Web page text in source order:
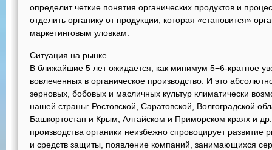
определит четкие понятия органических продуктов и
отделить органику от продукции, которая «становится»
маркетинговым уловкам.
Ситуация на рынке
В ближайшие 5 лет ожидается, как минимум 5−6-кратное
вовлеченных в органическое производство. И это
зерновых, бобовых и масличных культур климатически
нашей страны: Ростовской, Саратовской, Волгоградской
Башкортостан и Крым, Алтайском и Приморском краях и
производства органики неизбежно спровоцирует развитие
и средств защиты, появление компаний, занимающихся